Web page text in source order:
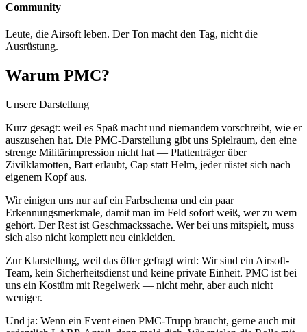
Community
Leute, die Airsoft leben. Der Ton macht den Tag, nicht die
Ausrüstung.
Warum PMC?
Unsere Darstellung
Kurz gesagt: weil es Spaß macht und niemandem vorschreibt, wie er
auszusehen hat. Die PMC-Darstellung gibt uns Spielraum, den eine
strenge Militärimpression nicht hat — Plattenträger über
Zivilklamotten, Bart erlaubt, Cap statt Helm, jeder rüstet sich nach
eigenem Kopf aus.
Wir einigen uns nur auf ein Farbschema und ein paar
Erkennungsmerkmale, damit man im Feld sofort weiß, wer zu wem
gehört. Der Rest ist Geschmackssache. Wer bei uns mitspielt, muss
sich also nicht komplett neu einkleiden.
Zur Klarstellung, weil das öfter gefragt wird: Wir sind ein Airsoft-
Team, kein Sicherheitsdienst und keine private Einheit. PMC ist bei
uns ein Kostüm mit Regelwerk — nicht mehr, aber auch nicht
weniger.
Und ja: Wenn ein Event einen PMC-Trupp braucht, gerne auch mit